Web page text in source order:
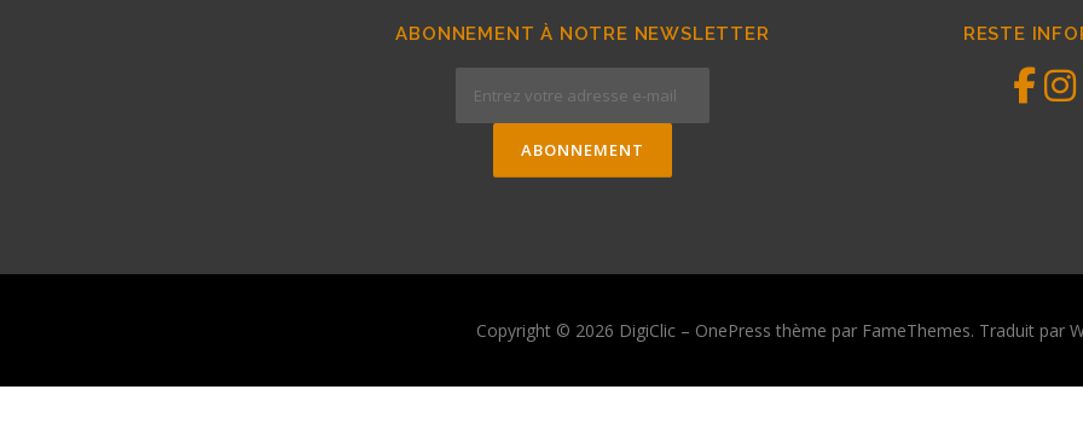
ABONNEMENT À NOTRE NEWSLETTER RESTE
Copyright © 2026 DigiClic – OnePress thème par FameThemes. Traduit par